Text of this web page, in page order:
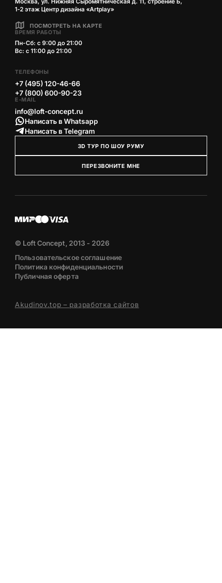
1‑2 этаж Центр дизайна «Artplay»
ПОСМОТРЕТЬ НА КАРТЕ
ВРЕМЯ РАБОТЫ
Пн-Сб: с 9:00 до 21:00
Вс: с 11:00 до 21:00
ТЕЛЕФОНЫ
+7 (495) 120-46-66
+7 (800) 600-90-23
E-MAIL
info@loft-concept.ru
Написать в Whatsapp
Написать в Telegram
3D ТУР ПО ШОУ РУМУ
ПЕРЕЗВОНИТЕ МНЕ
© Loft Concept, 2013 - 2026
Пользовательское соглашение
Политика конфиденциальности
Публичная оферта
Akudinov.top – разработка сайтов